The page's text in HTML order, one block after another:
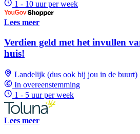
1 - 10 uur per week
Lees meer
Verdien geld met het invullen
huis!
Landelijk (dus ook bij jou in de buurt)
In overeenstemming
1 - 5 uur per week
Lees meer